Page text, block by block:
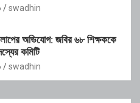
swadhin
অভিযোগ: জবির ৬৮ শিক্ষককে
কমিটি
swadhin